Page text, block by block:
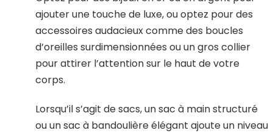
ajouter une touche de luxe, ou optez pour des
accessoires audacieux comme des boucles
d’oreilles surdimensionnées ou un gros collier
pour attirer l’attention sur le haut de votre
corps.
Lorsqu’il s’agit de sacs, un sac à main structuré
ou un sac à bandoulière élégant ajoute un niveau